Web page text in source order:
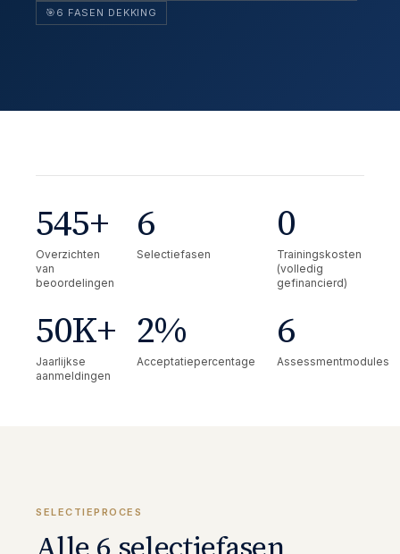
🎯 6 FASEN DEKKING
545+
Overzichten
van
beoordelingen
6
Selectiefasen
0
Trainingskosten
(volledig
gefinancierd)
50K+
Jaarlijkse
aanmeldingen
2%
Acceptatiepercentage
6
Assessmentmodules
SELECTIEPROCES